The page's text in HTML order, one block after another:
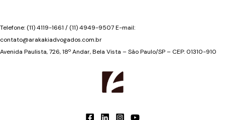
Telefone: (11) 4119-1661 / (11) 4949-9507 E-mail:
contato@arakakiadvogados.com.br
Avenida Paulista, 726, 18º Andar, Bela Vista – São Paulo/SP – CEP: 01310-910